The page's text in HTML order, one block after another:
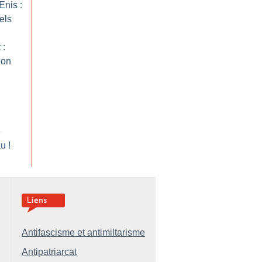
:
:
!
Antifascisme et antimiltarisme
Antipatriarcat